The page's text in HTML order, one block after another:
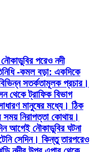
নৌকাডুবির পরেও নদী
-কমল বড়া: একদিকে
সতর্কতামূলক প্রচার।
থেকে ট্রাফিক বিভাগ
মানুষের মধ্যে। ঠিক
সময় নিরাপত্তা কোথায়।
আগেই নৌকাডুবির ঘটনা
সেদিন। কিন্তু তারপরেও